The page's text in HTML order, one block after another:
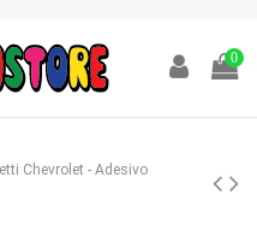
0
Chevrolet - Adesivo